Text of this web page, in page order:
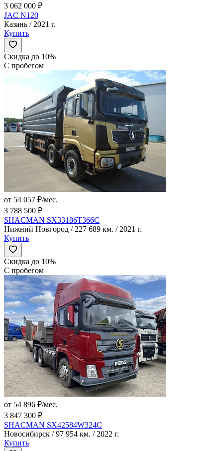
3 062 000 ₽
JAC N120
Казань / 2021 г.
Купить
Скидка до 10%
С пробегом
от 54 057 ₽/мес.
3 788 500 ₽
SHACMAN SX33186T366C
Нижний Новгород / 227 689 км. / 2021 г.
Купить
Скидка до 10%
С пробегом
от 54 896 ₽/мес.
3 847 300 ₽
SHACMAN SX42584W324C
Новосибирск / 97 954 км. / 2022 г.
Купить